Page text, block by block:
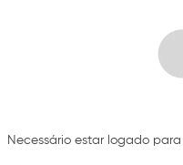
Necessário estar logado